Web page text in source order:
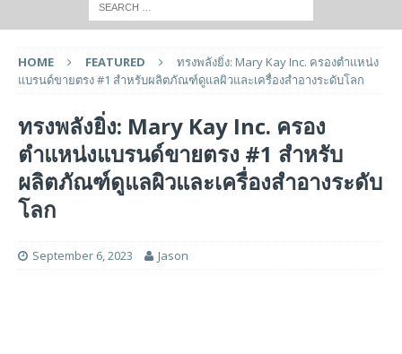
HOME FEATURED
ทรงพลังยิ่ง: Mary Kay Inc. ครองตำแหน่ง
แบรนด์ขายตรง #1 สำหรับผลิตภัณฑ์ดูแลผิวและเครื่องสำอางระดับโลก
ทรงพลังยิ่ง: Mary Kay Inc. ครอง
ตำแหน่งแบรนด์ขายตรง #1 สำหรับ
ผลิตภัณฑ์ดูแลผิวและเครื่องสำอางระดับ
โลก
September 6, 2023 Jason